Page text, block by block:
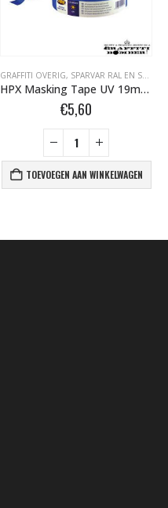
, TAPE- EN AFDEKMATERIALEN
GRAFFITI OVERIG, SPARVAR RAL EN SPECIALE SPRAY
HPX Masking Tape UV 19mm MU1950
€5,60
TOEVOEGEN AAN WINKELWAGEN